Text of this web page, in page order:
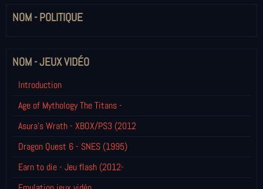
NOM - POLITIQUE
NOM - JEUX VIDÉO
Introduction
Age of Mythology The Titans -
Asura's Wrath - XBOX/PS3 (2012
Dragon Quest 6 - SNES (1995)
Earn to die - Jeu flash (2012-